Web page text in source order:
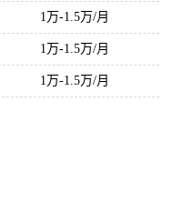
1万-1.5万/月
1万-1.5万/月
1万-1.5万/月